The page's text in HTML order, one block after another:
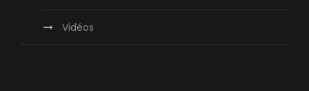
Vidéos